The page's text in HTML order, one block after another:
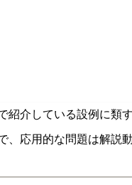
紹介している設例に類
応用的な問題は解説